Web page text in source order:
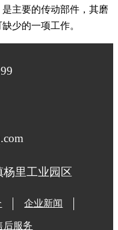
主要的传动部件，其磨
少的一项工作。
里工业园区
企业新闻
后服务